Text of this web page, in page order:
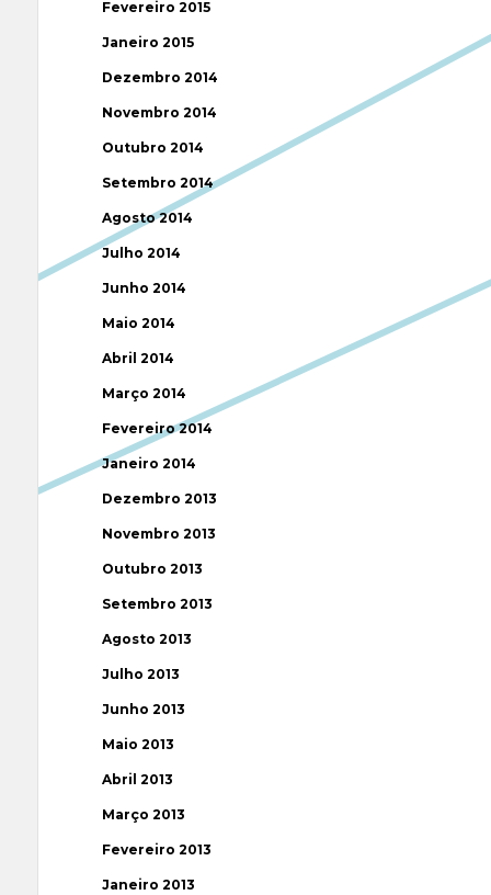
Fevereiro 2015
Janeiro 2015
Dezembro 2014
Novembro 2014
Outubro 2014
Setembro 2014
Agosto 2014
Julho 2014
Junho 2014
Maio 2014
Abril 2014
Março 2014
Fevereiro 2014
Janeiro 2014
Dezembro 2013
Novembro 2013
Outubro 2013
Setembro 2013
Agosto 2013
Julho 2013
Junho 2013
Maio 2013
Abril 2013
Março 2013
Fevereiro 2013
Janeiro 2013